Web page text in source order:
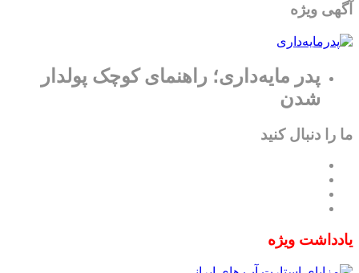
آگهی ویژه
پدر مایه‌داری؛ راهنمای کوچک پولدار
شدن
ما را دنبال کنید
یادداشت ویژه